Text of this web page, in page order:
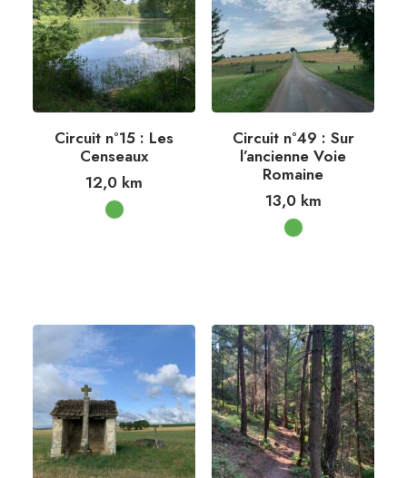
Circuit n°15 : Les
Censeaux
12,0 km
Circuit n°49 : Sur
l’ancienne Voie
Romaine
13,0km